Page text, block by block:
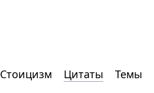
Стоицизм Цитаты Темы